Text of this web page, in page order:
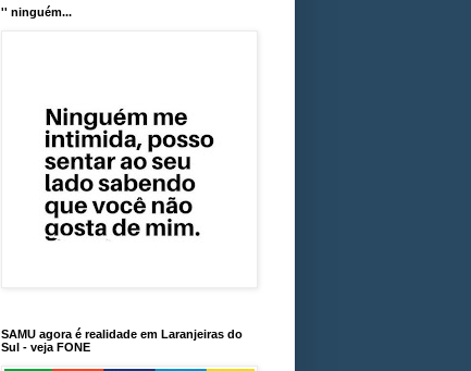
'' ninguém...
SAMU agora é realidade em Laranjeiras do
Sul - veja FONE